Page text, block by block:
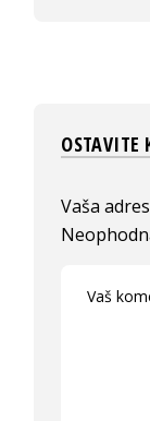
OSTAVITE
Vaša